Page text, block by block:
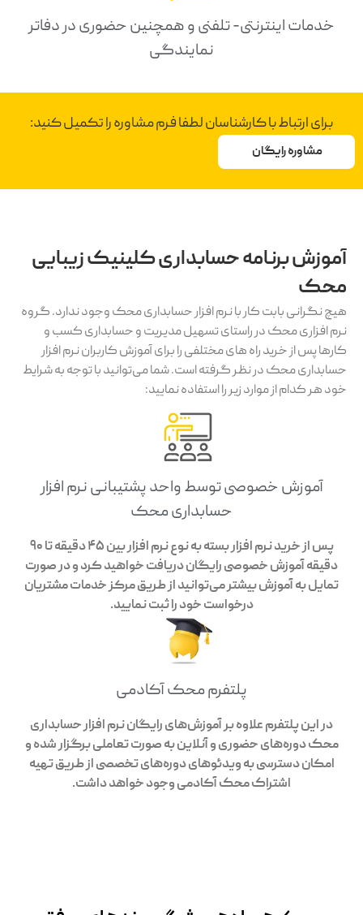
خدمات اینترنتی- تلفنی و همچنین حضوری در دفاتر
نمایندگی
برای ارتباط با کارشناسان لطفا فرم مشاوره را تکمیل کنید:
مشاوره رایگان
آموزش برنامه حسابداری کلینیک زیبایی
محک
هیچ نگرانی بابت کار با نرم افزار حسابداری محک وجود ندارد. گروه
نرم افزاری محک در راستای تسهیل مدیریت و حسابداری کسب و
کارها پس از خرید راه های مختلفی را برای آموزش کاربران نرم افزار
حسابداری محک در نظر گرفته است. شما می‌توانید با توجه به شرایط
خود هر کدام از موارد زیر را استفاده نمایید:
آموزش خصوصی توسط واحد پشتیبانی نرم افزار
حسابداری محک
پس از خرید نرم افزار بسته به نوع نرم افزار بین 45 دقیقه تا 90
دقیقه آموزش خصوصی رایگان دریافت خواهید کرد و در صورت
تمایل به آموزش بیشتر می‌توانید از طریق مرکز خدمات مشتریان
درخواست خود را ثبت نمایید.
پلتفرم محک آکادمی
در این پلتفرم علاوه بر آموزش‌های رایگان نرم افزار حسابداری
محک دوره‌های حضوری و آنلاین به صورت تعاملی برگزار شده و
امکان دسترسی به ویدئوهای دوره‌های تخصصی از طریق تهیه
اشتراک محک آکادمی وجود خواهد داشت.